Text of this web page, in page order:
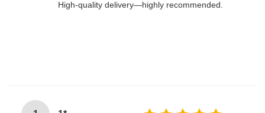
High-quality delivery—highly recommended.